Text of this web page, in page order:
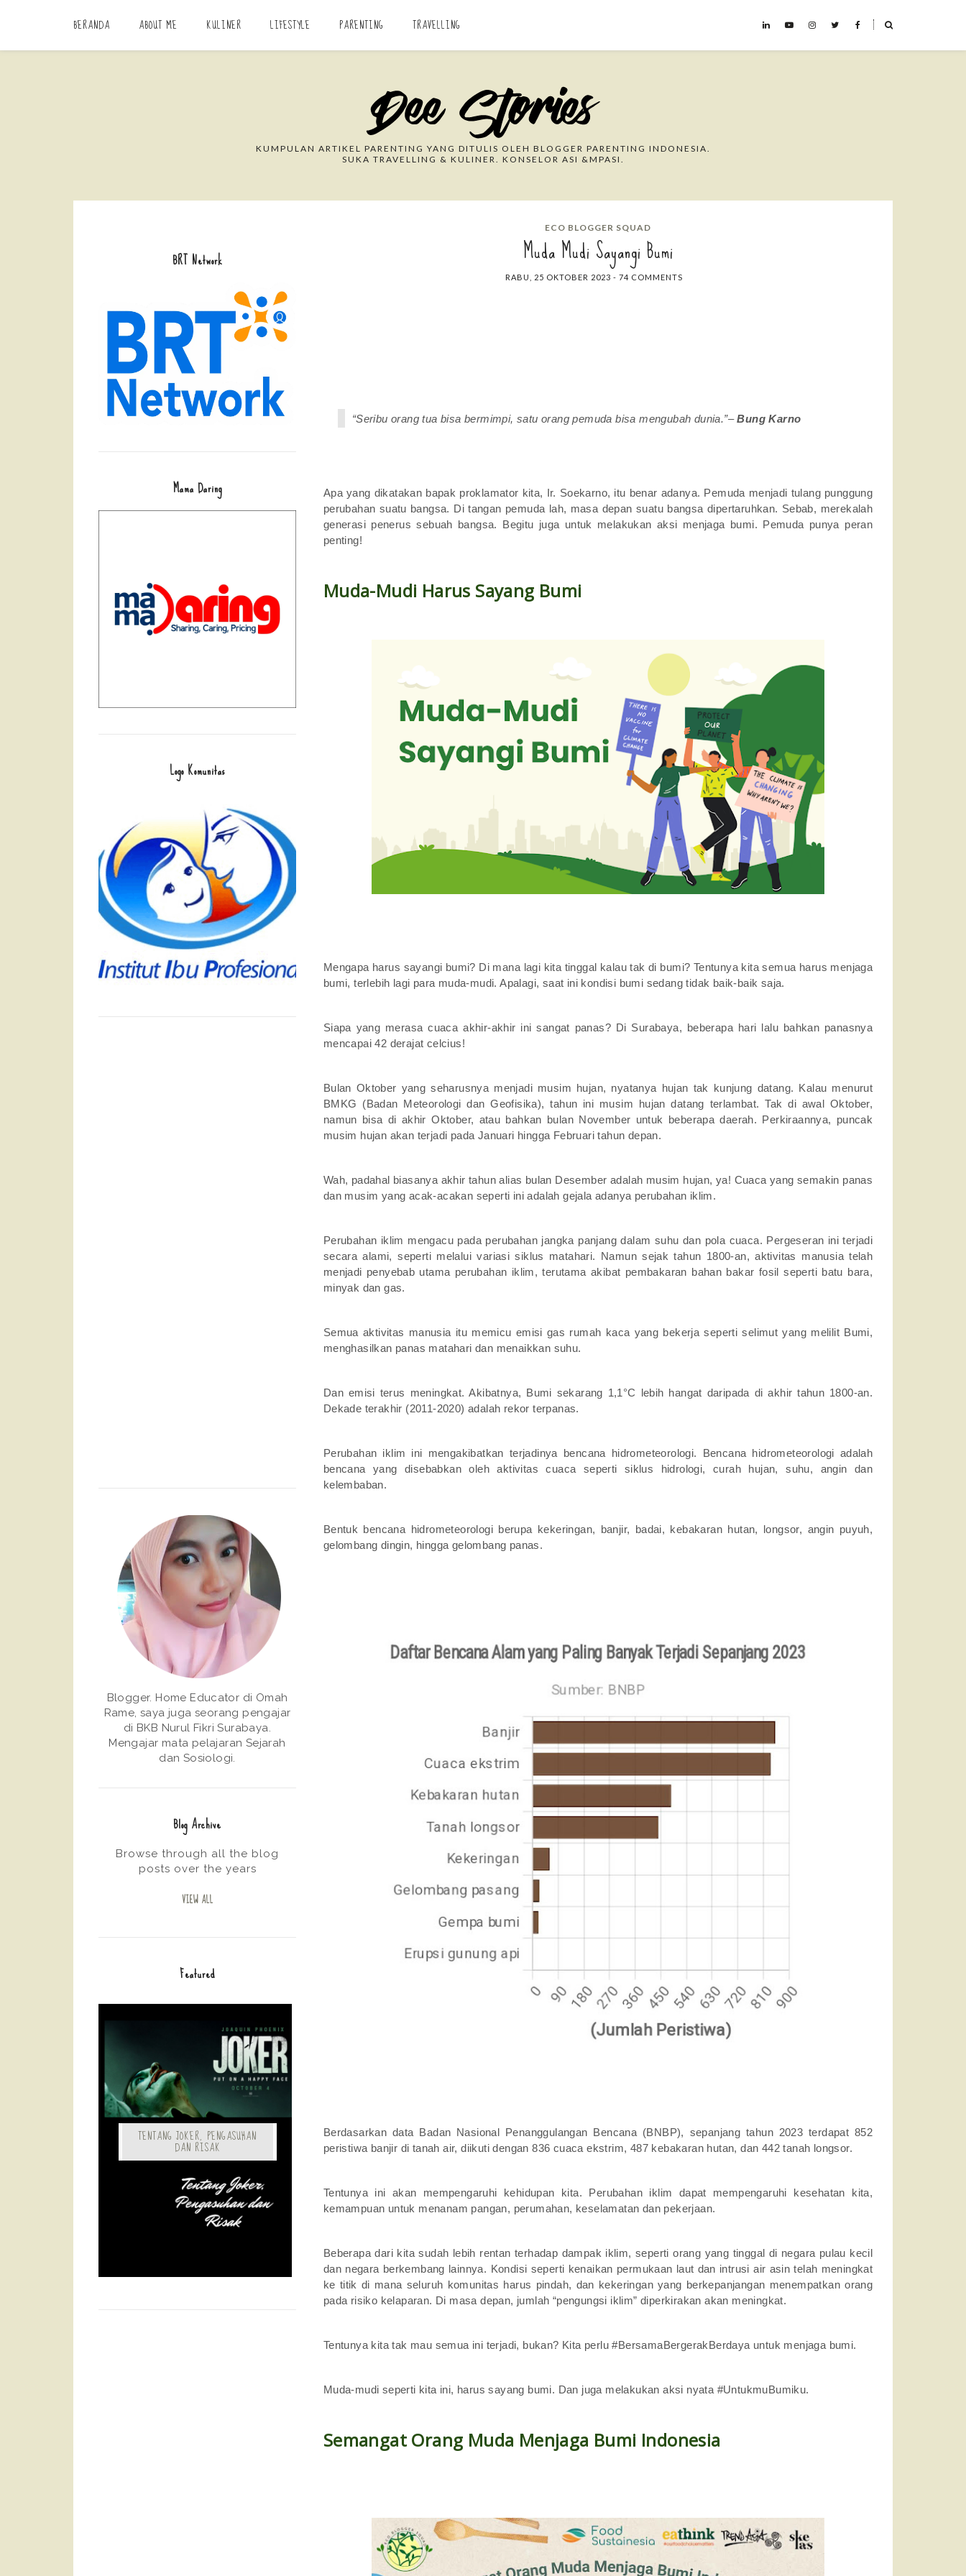
BERANDA ABOUT ME KULINER LIFESTYLE PARENTING TRAVELLING ˟
Search This Blog
KUMPULAN ARTIKEL PARENTING YANG DITULIS OLEH BLOGGER PARENTING INDONESIA.
SUKA TRAVELLING & KULINER. KONSELOR ASI &MPASI.
ECO BLOGGER SQUAD
Muda Mudi Sayangi Bumi
RABU, 25 OKTOBER 2023 - 74 COMMENTS
“Seribu orang tua bisa bermimpi, satu orang pemuda bisa mengubah dunia.”–Bung Karno
Apa yang dikatakan bapak proklamator kita, Ir. Soekarno, itu benar adanya. Pemuda menjadi tulang punggung
perubahan suatu bangsa. Di tangan pemuda lah, masa depan suatu bangsa dipertaruhkan. Sebab, merekalah
generasi penerus sebuah bangsa. Begitu juga untuk melakukan aksi menjaga bumi. Pemuda punya peran
penting!
Muda-Mudi Harus Sayang Bumi
Mengapa harus sayangi bumi? Di mana lagi kita tinggal kalau tak di bumi? Tentunya kita semua harus menjaga
bumi, terlebih lagi para muda-mudi. Apalagi, saat ini kondisi bumi sedang tidak baik-baik saja.
Siapa yang merasa cuaca akhir-akhir ini sangat panas? Di Surabaya, beberapa hari lalu bahkan panasnya
mencapai 42 derajat celcius!
Bulan Oktober yang seharusnya menjadi musim hujan, nyatanya hujan tak kunjung datang. Kalau menurut
BMKG (Badan Meteorologi dan Geofisika), tahun ini musim hujan datang terlambat. Tak di awal Oktober,
namun bisa di akhir Oktober, atau bahkan bulan November untuk beberapa daerah. Perkiraannya, puncak
musim hujan akan terjadi pada Januari hingga Februari tahun depan.
Wah, padahal biasanya akhir tahun alias bulan Desember adalah musim hujan, ya! Cuaca yang semakin panas
dan musim yang acak-acakan seperti ini adalah gejala adanya perubahan iklim.
Perubahan iklim mengacu pada perubahan jangka panjang dalam suhu dan pola cuaca. Pergeseran ini terjadi
secara alami, seperti melalui variasi siklus matahari. Namun sejak tahun 1800-an, aktivitas manusia telah
menjadi penyebab utama perubahan iklim, terutama akibat pembakaran bahan bakar fosil seperti batu bara,
minyak dan gas.
Semua aktivitas manusia itu memicu emisi gas rumah kaca yang bekerja seperti selimut yang melilit Bumi,
menghasilkan panas matahari dan menaikkan suhu.
Dan emisi terus meningkat. Akibatnya, Bumi sekarang 1,1°C lebih hangat daripada di akhir tahun 1800-an.
Dekade terakhir (2011-2020) adalah rekor terpanas.
Perubahan iklim ini mengakibatkan terjadinya bencana hidrometeorologi. Bencana hidrometeorologi adalah
bencana yang disebabkan oleh aktivitas cuaca seperti siklus hidrologi, curah hujan, suhu, angin dan
kelembaban.
Bentuk bencana hidrometeorologi berupa kekeringan, banjir, badai, kebakaran hutan, longsor, angin puyuh,
gelombang dingin, hingga gelombang panas.
Berdasarkan data Badan Nasional Penanggulangan Bencana (BNBP), sepanjang tahun 2023 terdapat 852
peristiwa banjir di tanah air, diikuti dengan 836 cuaca ekstrim, 487 kebakaran hutan, dan 442 tanah longsor.
Tentunya ini akan mempengaruhi kehidupan kita. Perubahan iklim dapat mempengaruhi kesehatan kita,
kemampuan untuk menanam pangan, perumahan, keselamatan dan pekerjaan.
Beberapa dari kita sudah lebih rentan terhadap dampak iklim, seperti orang yang tinggal di negara pulau kecil
dan negara berkembang lainnya. Kondisi seperti kenaikan permukaan laut dan intrusi air asin telah meningkat
ke titik di mana seluruh komunitas harus pindah, dan kekeringan yang berkepanjangan menempatkan orang
pada risiko kelaparan. Di masa depan, jumlah “pengungsi iklim” diperkirakan akan meningkat.
Tentunya kita tak mau semua ini terjadi, bukan? Kita perlu #BersamaBergerakBerdaya untuk menjaga bumi.
Muda-mudi seperti kita ini, harus sayang bumi. Dan juga melakukan aksi nyata #UntukmuBumiku.
Semangat Orang Muda Menjaga Bumi Indonesia
BRT Network
Mama Daring
Logo Komunitas
Blogger. Home Educator di Omah
Rame, saya juga seorang pengajar
di BKB Nurul Fikri Surabaya.
Mengajar mata pelajaran Sejarah
dan Sosiologi.
Blog Archive
Browse through all the blog
posts over the years
VIEW ALL
Featured
TENTANG JOKER, PENGASUHAN
DAN RISAK